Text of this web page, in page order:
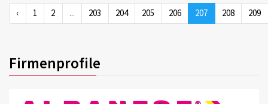
‹ 1 2 ... 203 204 205 206 207 208 209
Firmenprofile